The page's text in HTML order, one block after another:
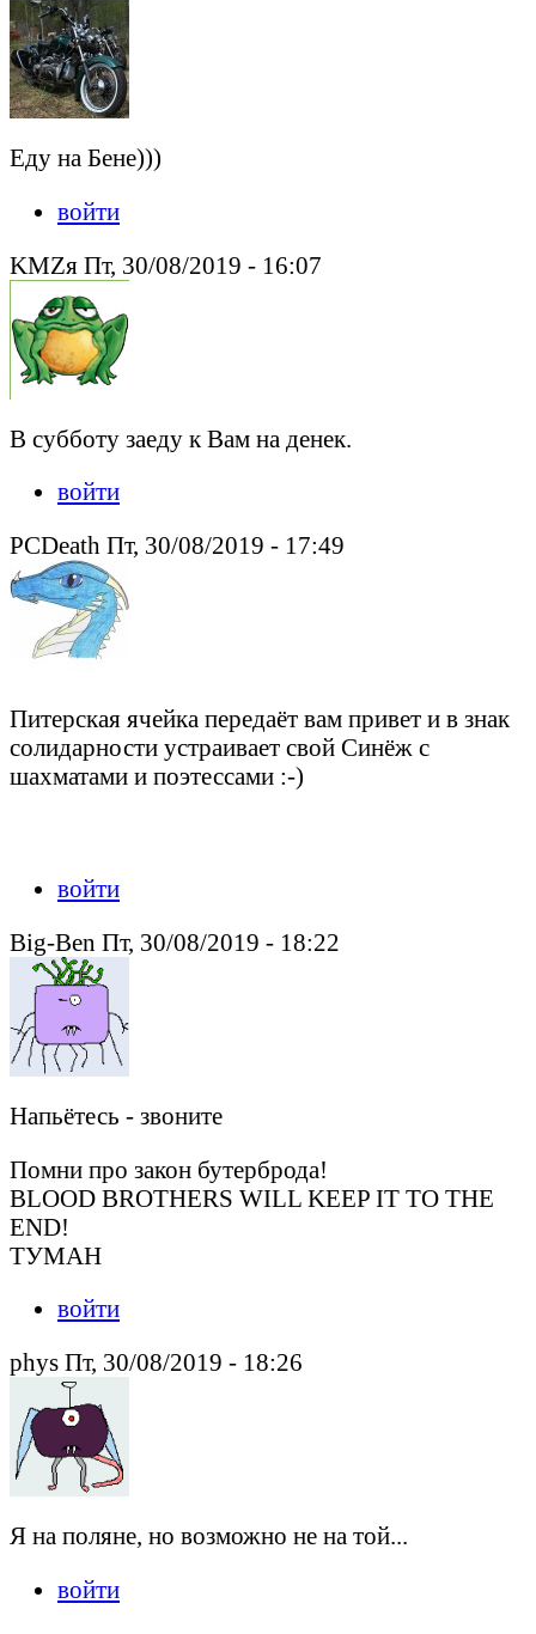
Еду на Бене)))
войти
KMZя Пт, 30/08/2019 - 16:07
В субботу заеду к Вам на денек.
войти
PCDeath Пт, 30/08/2019 - 17:49
Питерская ячейка передаёт вам привет и в знак
солидарности устраивает свой Синёж с
шахматами и поэтессами :-)
войти
Big-Ben Пт, 30/08/2019 - 18:22
Напьётесь - звоните
Помни про закон бутерброда!
BLOOD BROTHERS WILL KEEP IT TO THE
END!
ТУМАН
войти
phys Пт, 30/08/2019 - 18:26
Я на поляне, но возможно не на той...
войти